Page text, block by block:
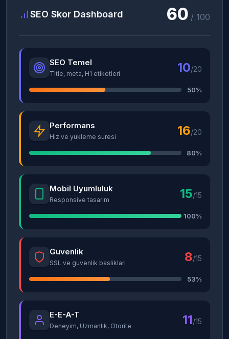
SEO Skor Dashboard 60 / 100
SEO Temel
Title, meta, H1 etiketleri 10/20
50%
Performans
Hiz ve yukleme suresi 16/20
80%
Mobil Uyumluluk
Responsive tasarim 15/15
100%
Guvenlik
SSL ve guvenlik basliklari 8/15
53%
E-E-A-T
Deneyim, Uzmanlik, Otorite 11/15